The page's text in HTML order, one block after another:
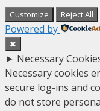
Customize Reject All
Powered by
✖
► Necessary
Necessary cookies
secure log-ins and
do not store